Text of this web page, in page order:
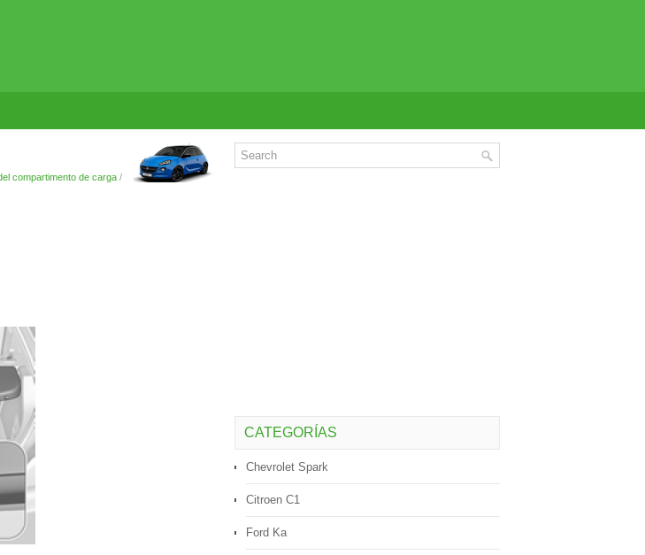
compartimento de carga/
CATEGORÍAS
Chevrolet Spark
Citroen C1
Ford Ka